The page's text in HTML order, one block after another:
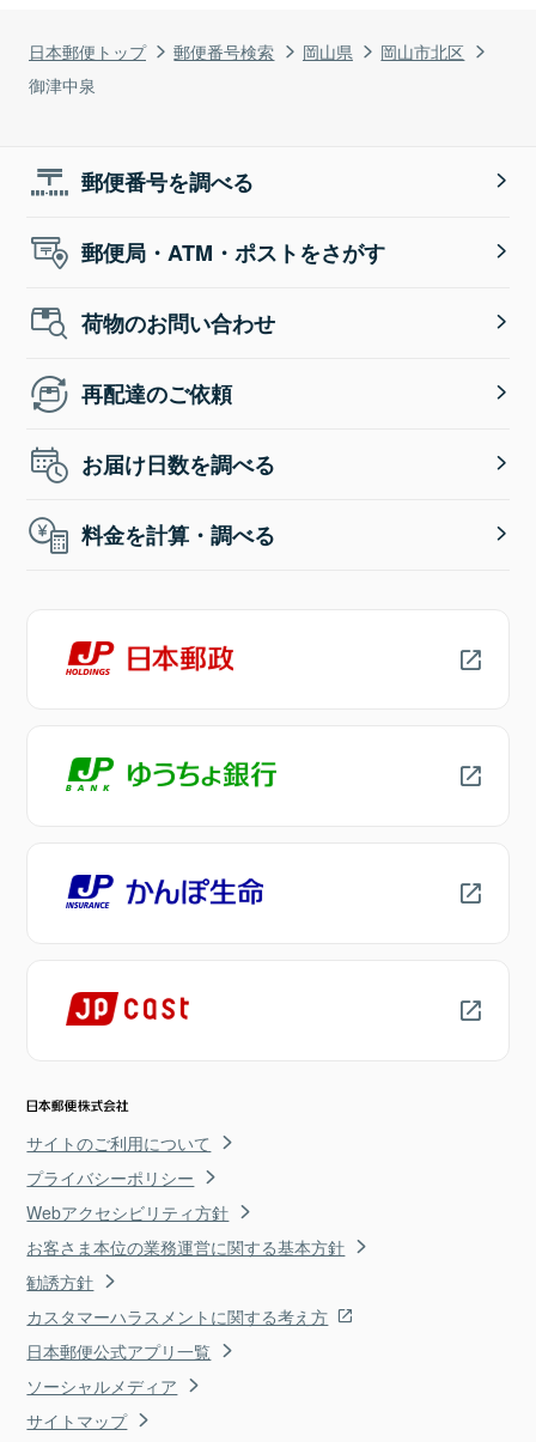
日本郵便トップ 郵便番号検索 岡山県
岡山市北区
御津中泉
郵便番号を調べる
郵便局・ATM・ポストをさがす
荷物のお問い合わせ
再配達のご依頼
お届け日数を調べる
料金を計算・調べる
サイトのご利用について
プライバシーポリシー
Webアクセシビリティ方針
お客さま本位の業務運営に関する基本方針
勧誘方針
カスタマーハラスメントに関する考え方
日本郵便公式アプリ一覧
ソーシャルメディア
サイトマップ